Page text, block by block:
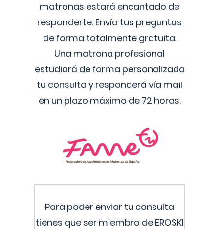
matronas estará encantado de
responderte. Envía tus preguntas
de forma totalmente gratuita.
Una matrona profesional
estudiará de forma personalizada
tu consulta y responderá vía mail
en un plazo máximo de 72 horas.
Para poder enviar tu consulta
tienes que ser miembro de EROSKI